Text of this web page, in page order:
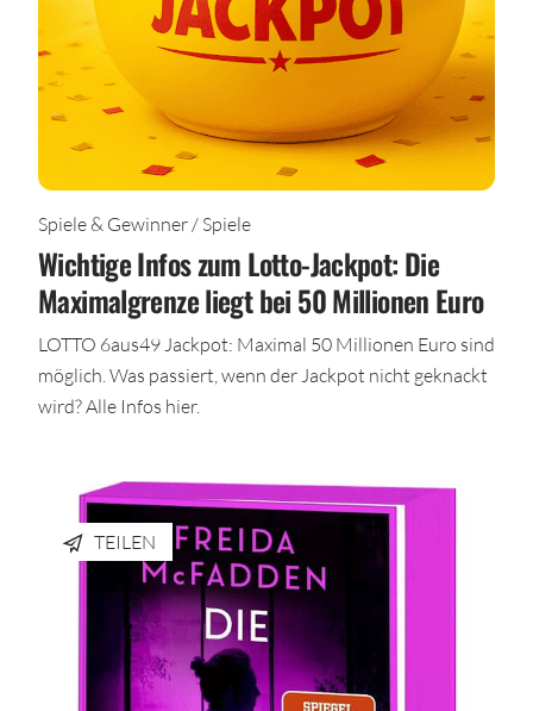
Spiele & Gewinner / Spiele
Wichtige Infos zum Lotto-Jackpot: Die
Maximalgrenze liegt bei 50 Millionen Euro
LOTTO 6aus49 Jackpot: Maximal 50 Millionen Euro sind
möglich. Was passiert, wenn der Jackpot nicht geknackt
wird? Alle Infos hier.
TEILEN